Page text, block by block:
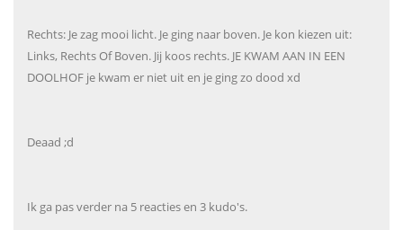
Rechts: Je zag mooi licht. Je ging naar boven. Je kon kiezen uit:
Links, Rechts Of Boven. Jij koos rechts. JE KWAM AAN IN EEN
DOOLHOF je kwam er niet uit en je ging zo dood xd
Deaad ;d
Ik ga pas verder na 5 reacties en 3 kudo's.